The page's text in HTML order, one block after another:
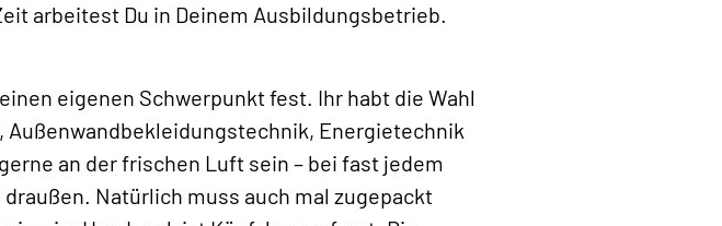
arbeitest Du in Deinem Ausbildungs­betrieb.
eigenen Schwerpunkt fest. Ihr habt die Wahl
Energietechnik
an der frischen Luft sein – bei fast jedem
Natürlich muss auch mal zugepackt